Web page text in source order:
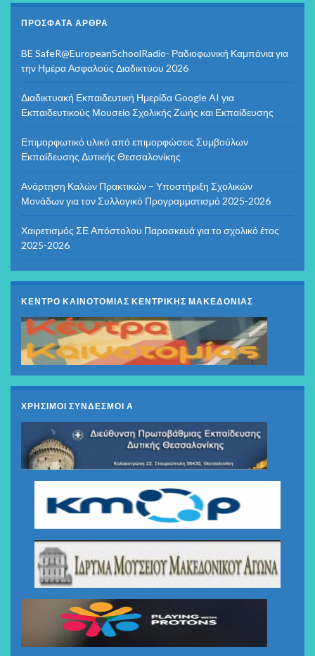
ΠΡΌΣΦΑΤΑ ΆΡΘΡΑ
BE SafeR@EuropeanSchoolRadio- Ραδιοφωνική Καμπάνια για
την Ημέρα Ασφαλούς Διαδικτύου 2026
Διαδικτυακή Εκπαιδευτική Ημερίδα Google AI για
Εκπαιδευτικούς Μουσείο Σχολικής Ζωής και Εκπαίδευσης
Επιμορφωτικό υλικό από επιμορφώσεις Συμβούλων
Εκπαίδευσης Δυτικής Θεσσαλονίκης
Ανάρτηση Καλών Πρακτικών – Υποστήριξη Σχολικών
Μονάδων για τον Συλλογικό Προγραμματισμό 2025-2026
Χαιρετισμός ΣΕ Απόστολου Παρασκευά για το σχολικό έτος
2025-2026
ΚΕΝΤΡΟ ΚΑΙΝΟΤΟΜΙΑΣ ΚΕΝΤΡΙΚΗΣ ΜΑΚΕΔΟΝΙΑΣ
ΧΡΗΣΙΜΟΙ ΣΥΝΔΕΣΜΟΙ Α